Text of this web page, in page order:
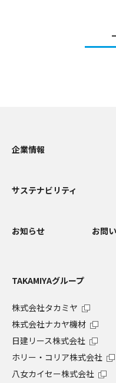
企業情報
サステナビリティ
お知らせ お問
TAKAMIYAグループ
株式会社タカミヤ
株式会社ナカヤ機材
日建リース株式会社
ホリー・コリア株式会社
八女カイセー株式会社